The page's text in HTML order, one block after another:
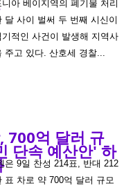
아 베이지역의 폐기물 처리
달 사이 벌써 두 번째 시신이
기적인 사건이 발생해 지역사
주고 있다. 산호세 경찰...
700억 달러 규
단속 예산안' 하
은 9일 찬성 214표, 반대 212
표 차로 약 700억 달러 규모